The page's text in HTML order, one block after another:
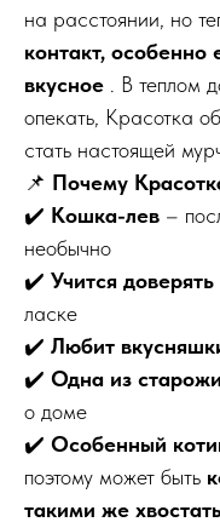
на расстоянии, но
контакт, особенно
вкусное . В теплом
опекать, Красотка
стать настоящей
📌 Почему
✔️ Кошка-лев –
необычно
✔️ Учится
ласке
✔️ Любит
✔️ Одна из
о доме
✔️ Особенный
поэтому может быть
такими же